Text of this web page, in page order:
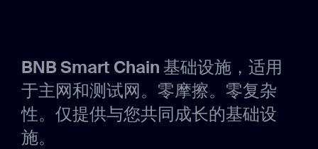
BNB Smart Chain 基础设施，适用
于主网和测试网。零摩擦。零复杂
性。仅提供与您共同成长的基础设
施。